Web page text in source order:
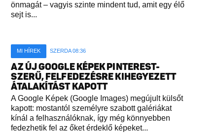
önmagát – vagyis szinte mindent tud, amit egy élő
sejt is...
MI HÍREK SZERDA 08:36
AZ ÚJ GOOGLE KÉPEK PINTEREST-
SZERŰ, FELFEDEZÉSRE KIHEGYEZETT
ÁTALAKÍTÁST KAPOTT
A Google Képek (Google Images) megújult külsőt
kapott: mostantól személyre szabott galériákat
kínál a felhasználóknak, így még könnyebben
fedezhetik fel az őket érdeklő képeket...